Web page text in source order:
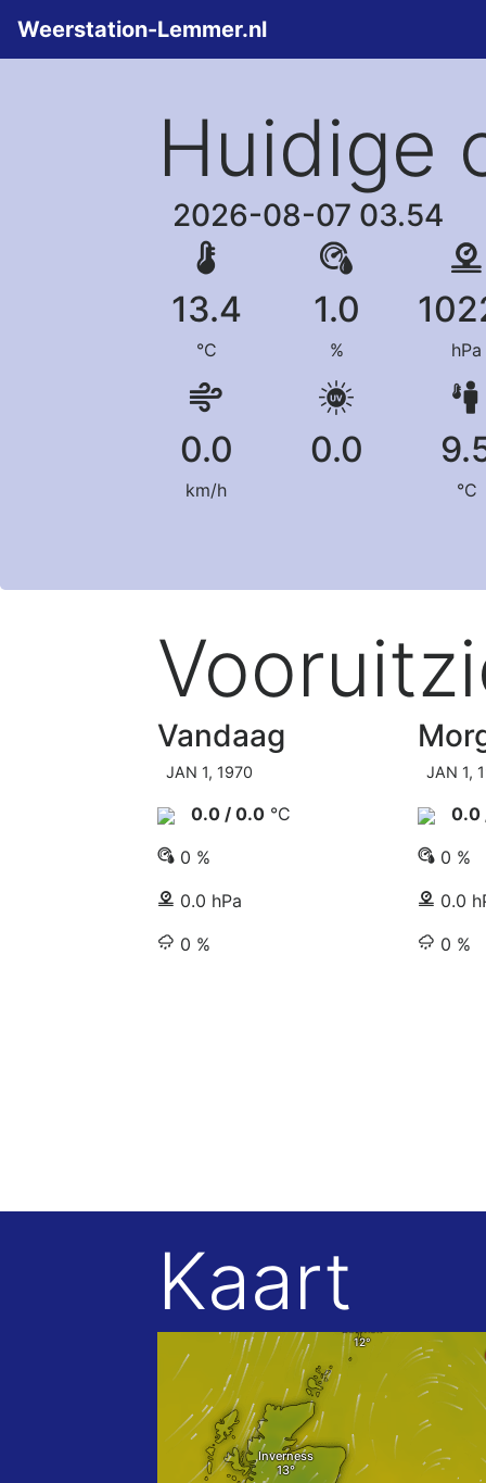
Weerstation-Lemmer.nl
Huidige
2026-08-07 03.54
13.4
°C
1.0
% hPa
0.0
km/h
0.0
°C
Vandaag
JAN 1, 1970
0.0 / 0.0 °C
0 %
0.0 hPa
0 %
JAN 1,
0.0
0 %
0.0
0 %
Kaart